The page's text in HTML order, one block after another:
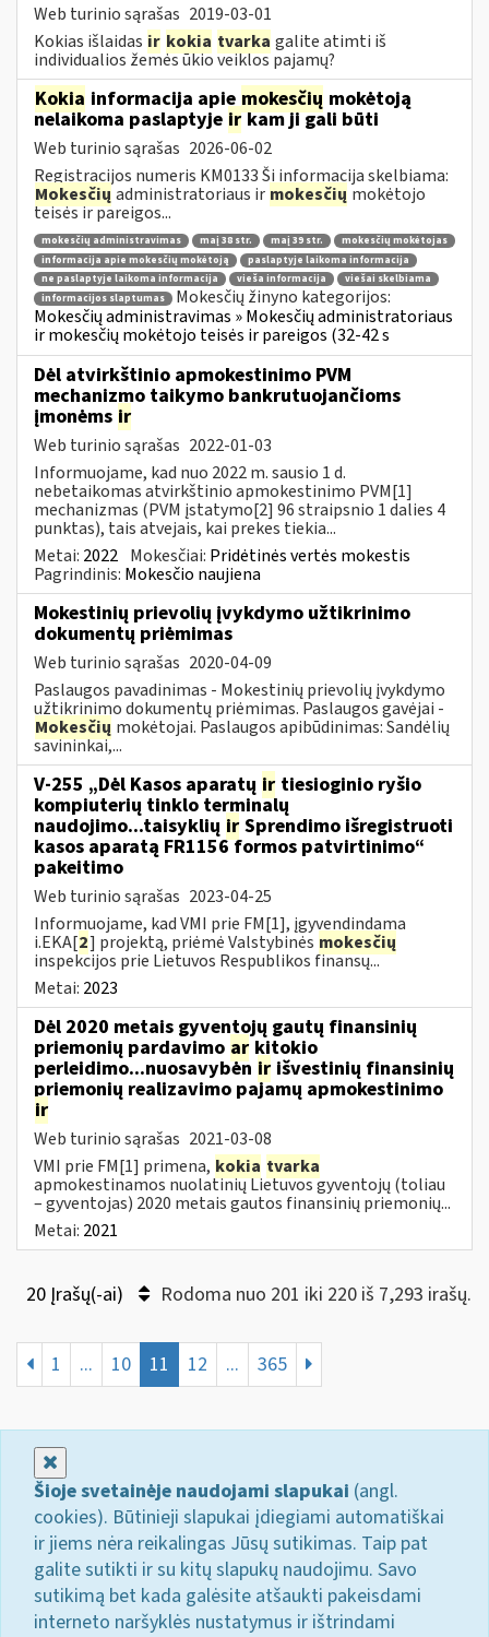
Web turinio sąrašas 2019-03-01
Kokias išlaidas ir kokia tvarka galite atimti iš
individualios žemės ūkio veiklos pajamų?
Kokia informacija apie mokesčių mokėtoją
nelaikoma paslaptyje irkam ji gali būti
Web turinio sąrašas 2026-06-02
Registracijos numeris KM0133 Ši informacija skelbiama:
Mokesčių administratoriaus ir mokesčių mokėtojo
teisės ir pareigos...
mokesčių administravimas maį 38 str. maį 39 str.
mokesčių mokėtojas
informacija apie mokesčių mokėtoją
paslaptyje laikoma informacija
ne paslaptyje laikoma informacija
vieša informacija
viešai skelbiama
informacijos slaptumas
Mokesčių žinyno kategorijos:
Mokesčių administravimas » Mokesčių administratoriaus
ir mokesčių mokėtojo teisės ir pareigos (32-42 s
Dėl atvirkštinio apmokestinimo PVM
mechanizmo taikymo bankrutuojančioms
įmonėms ir
Web turinio sąrašas 2022-01-03
Informuojame, kad nuo 2022 m. sausio 1 d.
nebetaikomas atvirkštinio apmokestinimo PVM[1]
mechanizmas (PVM įstatymo[2] 96 straipsnio 1 dalies 4
punktas), tais atvejais, kai prekes tiekia...
Metai: 2022 Mokesčiai: Pridėtinės vertės mokestis
Pagrindinis: Mokesčio naujiena
Mokestinių prievolių įvykdymo užtikrinimo
dokumentų priėmimas
Web turinio sąrašas 2020-04-09
Paslaugos pavadinimas - Mokestinių prievolių įvykdymo
užtikrinimo dokumentų priėmimas. Paslaugos gavėjai -
Mokesčių mokėtojai. Paslaugos apibūdinimas: Sandėlių
savininkai,...
V-255 „Dėl Kasos aparatų ir tiesioginio ryšio
kompiuterių tinklo terminalų
naudojimo...taisyklių ir Sprendimo išregistruoti
kasos aparatą FR1156 formos patvirtinimo“
pakeitimo
Web turinio sąrašas 2023-04-25
Informuojame, kad VMI prie FM[1], įgyvendindama
i.EKA[2] projektą, priėmė Valstybinės mokesčių
inspekcijos prie Lietuvos Respublikos finansų...
Metai: 2023
Dėl 2020 metais gyventojų gautų finansinių
priemonių pardavimo ar kitokio
perleidimo...nuosavybėn ir išvestinių finansinių
priemonių realizavimo pajamų apmokestinimo
ir
Web turinio sąrašas 2021-03-08
VMI prie FM[1] primena, kokia tvarka
apmokestinamos nuolatinių Lietuvos gyventojų (toliau
– gyventojas) 2020 metais gautos finansinių priemonių...
Metai: 2021
20 Įrašų(-ai) Rodoma nuo 201 iki 220 iš 7,293 irašų.
1 ... 10 11 12 ... 365
Šioje svetainėje naudojami slapukai (angl.
cookies). Būtinieji slapukai įdiegiami automatiškai
ir jiems nėra reikalingas Jūsų sutikimas. Taip pat
galite sutikti ir su kitų slapukų naudojimu. Savo
sutikimą bet kada galėsite atšaukti pakeisdami
interneto naršyklės nustatymus ir ištrindami